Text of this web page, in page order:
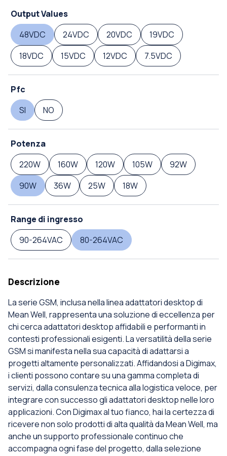
Output Values
48VDC
24VDC 20VDC
19VDC
18VDC
15VDC 12VDC 7.5VDC
Pfc
SI
NO
Potenza
220W
160W 120W 105W
92W
90W
36W 25W 18W
Range di ingresso
90-264VAC
80-264VAC
Descrizione
La serie GSM, inclusa nella linea adattatori desktop di
Mean Well, rappresenta una soluzione di eccellenza per
chi cerca adattatori desktop affidabili e performanti in
contesti professionali esigenti. La versatilità della serie
GSM si manifesta nella sua capacità di adattarsi a
progetti altamente personalizzati. Affidandosi a Digimax,
i clienti possono contare su una gamma completa di
servizi, dalla consulenza tecnica alla logistica veloce, per
integrare con successo gli adattatori desktop nelle loro
applicazioni. Con Digimax al tuo fianco, hai la certezza di
ricevere non solo prodotti di alta qualità da Mean Well, ma
anche un supporto professionale continuo che
accompagna ogni fase del progetto, dalla selezione